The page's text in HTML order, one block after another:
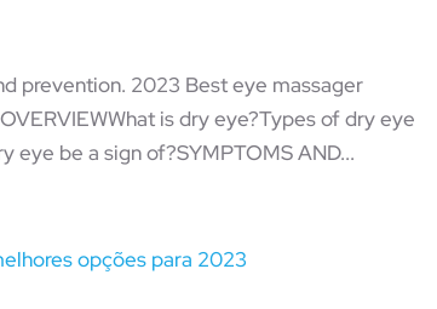
prevention. 2023 Best eye massager
is dry eye?Types of dry eye
eye be a sign of?SYMPTOMS AND...